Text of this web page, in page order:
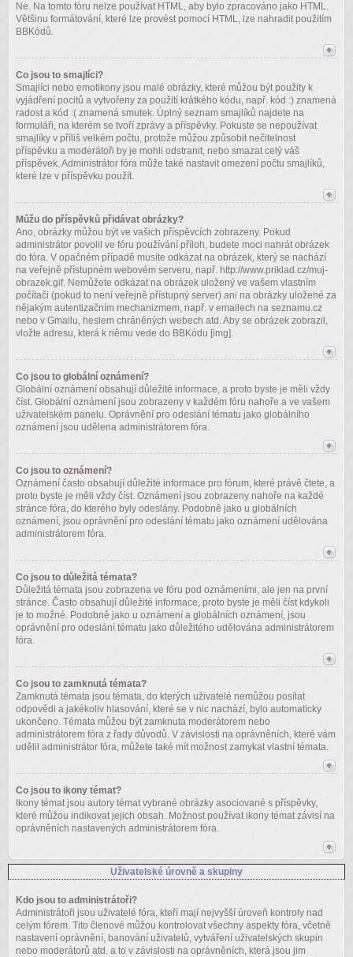
Ne. Na tomto fóru nelze používat HTML, aby bylo zpracováno jako HTML.
Většinu formátování, které lze provést pomocí HTML, lze nahradit použitím
BBKódů.
Co jsou to smajlíci?
Smajlíci nebo emotikony jsou malé obrázky, které můžou být použity k
vyjádření pocitů a vytvořeny za použití krátkého kódu, např. kód :) znamená
radost a kód :( znamená smutek. Úplný seznam smajlíků najdete na
formuláři, na kterém se tvoří zprávy a příspěvky. Pokuste se nepoužívat
smajlíky v příliš velkém počtu, protože můžou způsobit nečitelnost
příspěvku a moderátoři by je mohli odstranit, nebo smazat celý váš
příspěvek. Administrátor fóra může také nastavit omezení počtu smajlíků,
které lze v příspěvku použít.
Můžu do příspěvků přidávat obrázky?
Ano, obrázky můžou být ve vašich příspěvcích zobrazeny. Pokud
administrátor povolil ve fóru používání příloh, budete moci nahrát obrázek
do fóra. V opačném případě musíte odkázat na obrázek, který se nachází
na veřejně přístupném webovém serveru, např. http://www.priklad.cz/muj-
obrazek.gif. Nemůžete odkázat na obrázek uložený ve vašem vlastním
počítači (pokud to není veřejně přístupný server) ani na obrázky uložené za
nějakým autentizačním mechanizmem, např. v emailech na seznamu.cz
nebo v Gmailu, heslem chráněných webech atd. Aby se obrázek zobrazil,
vložte adresu, která k němu vede do BBKódu [img].
Co jsou to globální oznámení?
Globální oznámení obsahují důležité informace, a proto byste je měli vždy
číst. Globální oznámení jsou zobrazeny v každém fóru nahoře a ve vašem
uživatelském panelu. Oprávnění pro odeslání tématu jako globálního
oznámení jsou udělena administrátorem fóra.
Co jsou to oznámení?
Oznámení často obsahují důležité informace pro fórum, které právě čtete, a
proto byste je měli vždy číst. Oznámení jsou zobrazeny nahoře na každé
stránce fóra, do kterého byly odeslány. Podobně jako u globálních
oznámení, jsou oprávnění pro odeslání tématu jako oznámení udělována
administrátorem fóra.
Co jsou to důležitá témata?
Důležitá témata jsou zobrazena ve fóru pod oznámeními, ale jen na první
stránce. Často obsahují důležité informace, proto byste je měli číst kdykoli
je to možné. Podobně jako u oznámení a globálních oznámení, jsou
oprávnění pro odeslání tématu jako důležitého udělována administrátorem
fóra.
Co jsou to zamknutá témata?
Zamknutá témata jsou témata, do kterých uživatelé nemůžou posílat
odpovědi a jakékoliv hlasování, které se v nic nachází, bylo automaticky
ukončeno. Témata můžou být zamknuta moderátorem nebo
administrátorem fóra z řady důvodů. V závislosti na oprávněních, které vám
udělil administrátor fóra, můžete také mít možnost zamykat vlastní témata.
Co jsou to ikony témat?
Ikony témat jsou autory témat vybrané obrázky asociované s příspěvky,
které můžou indikovat jejich obsah. Možnost používat ikony témat závisí na
oprávněních nastavených administrátorem fóra.
Uživatelské úrovně a skupiny
Kdo jsou to administrátoři?
Administrátoři jsou uživatelé fóra, kteří mají nejvyšší úroveň kontroly nad
celým fórem. Tito členové můžou kontrolovat všechny aspekty fóra, včetně
nastavení oprávnění, banování uživatelů, vytváření uživatelských skupin
nebo moderátorů atd. a to v závislosti na oprávněních, která jsou jim